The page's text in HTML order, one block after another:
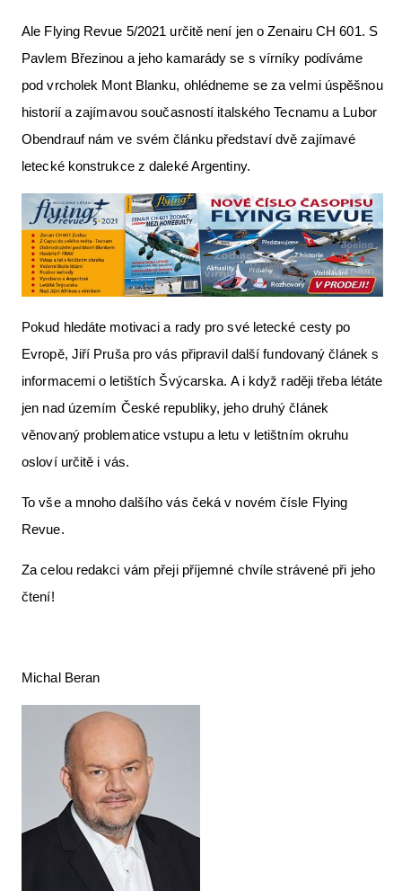
Ale Flying Revue 5/2021 určitě není jen o Zenairu CH 601. S
Pavlem Březinou a jeho kamarády se s vírníky podíváme
pod vrcholek Mont Blanku, ohlédneme se za velmi úspěšnou
historií a zajímavou současností italského Tecnamu a Lubor
Obendrauf nám ve svém článku představí dvě zajímavé
letecké konstrukce z daleké Argentiny.
Pokud hledáte motivaci a rady pro své letecké cesty po
Evropě, Jiří Pruša pro vás připravil další fundovaný článek s
informacemi o letištích Švýcarska. A i když raději třeba létáte
jen nad územím České republiky, jeho druhý článek
věnovaný problematice vstupu a letu v letištním okruhu
osloví určitě i vás.
To vše a mnoho dalšího vás čeká v novém čísle Flying
Revue.
Za celou redakci vám přeji příjemné chvíle strávené při jeho
čtení!
Michal Beran